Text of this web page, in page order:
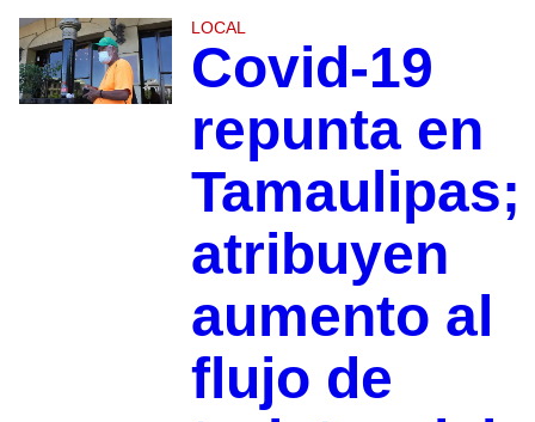
LOCAL
Covid-19
repunta en
Tamaulipas;
atribuyen
aumento al
flujo de